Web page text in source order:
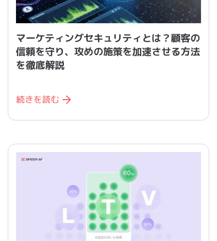
マーケティングセキュリティとは？顧客の
信頼を守り、攻めの施策を加速させる方法
を徹底解説
続きを読む